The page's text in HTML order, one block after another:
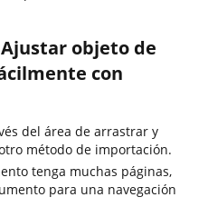
objeto de
con
del área de arrastrar y
método de importación.
tenga muchas páginas,
para una navegación